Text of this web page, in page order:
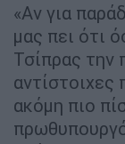
«Αν για
μας πει ότι
Τσίπρας την
αντίστοιχες
ακόμη πιο